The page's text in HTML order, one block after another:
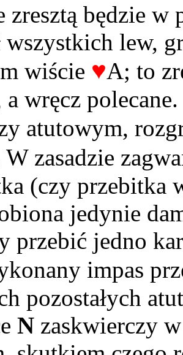
zresztą będzie
wszystkich lew,
wiście ♥A; to
wręcz
atutowym,
W zasadzie
(czy przebitka
jedynie
przebić jedno
impas
pozostałych
N zaskwierczy